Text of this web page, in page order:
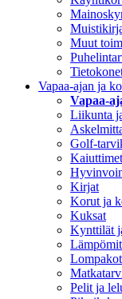
Muut
Vapaa-ajan ja
Vapaa-
Liikunta
Golf-
Kirjat
Korut ja
Kuksat
Kynttilät
Lompakot
Pelit ja